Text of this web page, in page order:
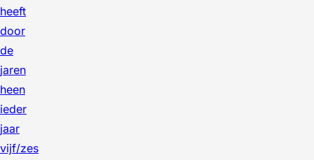
heeft
door
de
jaren
heen
ieder
jaar
vijf/zes